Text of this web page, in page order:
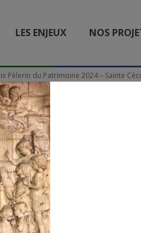
LES ENJEUX NOS
Pèlerin du Patrimoine 2024 – Sainte